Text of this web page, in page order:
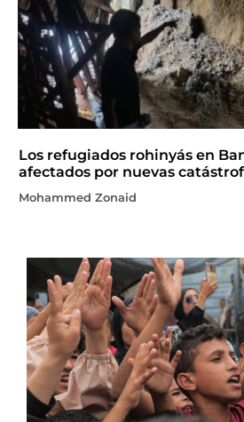
Los refugiados rohinyás en
afectados por nuevas
Mohammed Zonaid